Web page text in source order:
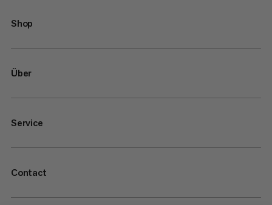
Shop
Über
Service
Contact